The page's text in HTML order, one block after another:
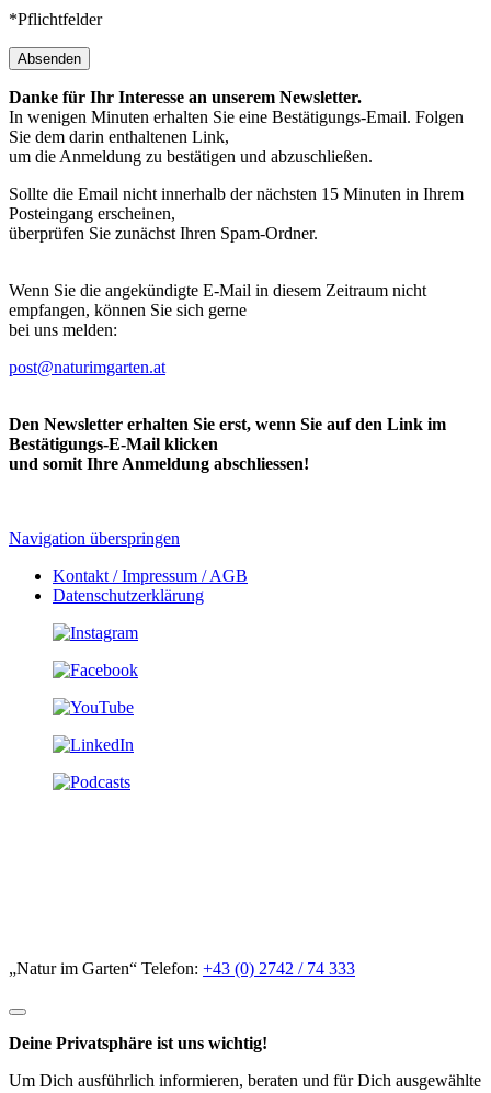
*Pflichtfelder
Absenden
Danke für Ihr Interesse an unserem Newsletter.
In wenigen Minuten erhalten Sie eine Bestätigungs-Email. Folgen
Sie dem darin enthaltenen Link,
um die Anmeldung zu bestätigen und abzuschließen.
Sollte die Email nicht innerhalb der nächsten 15 Minuten in Ihrem
Posteingang erscheinen,
überprüfen Sie zunächst Ihren Spam-Ordner.
Wenn Sie die angekündigte E-Mail in diesem Zeitraum nicht
empfangen, können Sie sich gerne
bei uns melden:
post@naturimgarten.at
Den Newsletter erhalten Sie erst, wenn Sie auf den Link im
Bestätigungs-E-Mail klicken
und somit Ihre Anmeldung abschliessen!
Navigation überspringen
Kontakt / Impressum / AGB
Datenschutzerklärung
„Natur im Garten“ Telefon: +43 (0) 2742 / 74 333
Deine Privatsphäre ist uns wichtig!
Um Dich ausführlich informieren, beraten und für Dich ausgewählte